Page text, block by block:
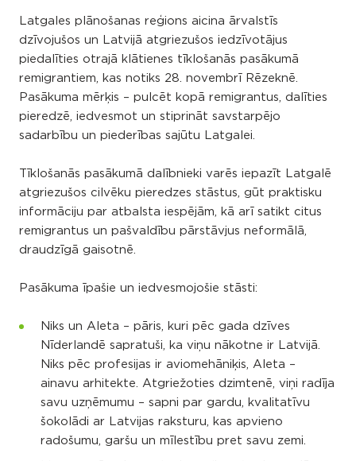
Latgales plānošanas reģions aicina ārvalstīs
dzīvojušos un Latvijā atgriezušos iedzīvotājus
piedalīties otrajā klātienes tīklošanās pasākumā
remigrantiem, kas notiks 28. novembrī Rēzeknē.
Pasākuma mērķis – pulcēt kopā remigrantus, dalīties
pieredzē, iedvesmot un stiprināt savstarpējo
sadarbību un piederības sajūtu Latgalei.
Tīklošanās pasākumā dalībnieki varēs iepazīt Latgalē
atgriezušos cilvēku pieredzes stāstus, gūt praktisku
informāciju par atbalsta iespējām, kā arī satikt citus
remigrantus un pašvaldību pārstāvjus neformālā,
draudzīgā gaisotnē.
Pasākuma īpašie un iedvesmojošie stāsti:
Niks un Aleta – pāris, kuri pēc gada dzīves
Nīderlandē sapratuši, ka viņu nākotne ir Latvijā.
Niks pēc profesijas ir aviomehāniķis, Aleta –
ainavu arhitekte. Atgriežoties dzimtenē, viņi radīja
savu uzņēmumu – sapni par gardu, kvalitatīvu
šokolādi ar Latvijas raksturu, kas apvieno
radošumu, garšu un mīlestību pret savu zemi.